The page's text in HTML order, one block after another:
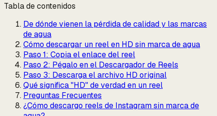
Tabla de contenidos
De dónde vienen la pérdida de calidad y las marcas
de agua
Cómo descargar un reel en HD sin marca de agua
Paso 1: Copia el enlace del reel
Paso 2: Pégalo en el Descargador de Reels
Paso 3: Descarga el archivo HD original
Qué significa "HD" de verdad en un reel
Preguntas Frecuentes
¿Cómo descargo reels de Instagram sin marca de